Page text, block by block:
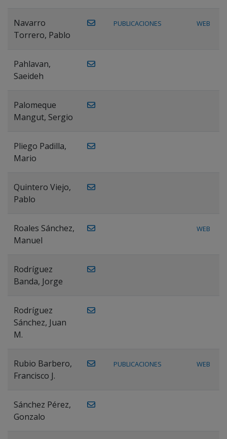
Navarro
Torrero, Pablo
PUBLICACIONES WEB
Pahlavan,
Saeideh
Palomeque
Mangut, Sergio
Pliego Padilla,
Mario
Quintero Viejo,
Pablo
Roales Sánchez,
Manuel
WEB
Rodríguez
Banda, Jorge
Rodríguez
Sánchez, Juan
M.
Rubio Barbero,
Francisco J.
PUBLICACIONES WEB
Sánchez Pérez,
Gonzalo